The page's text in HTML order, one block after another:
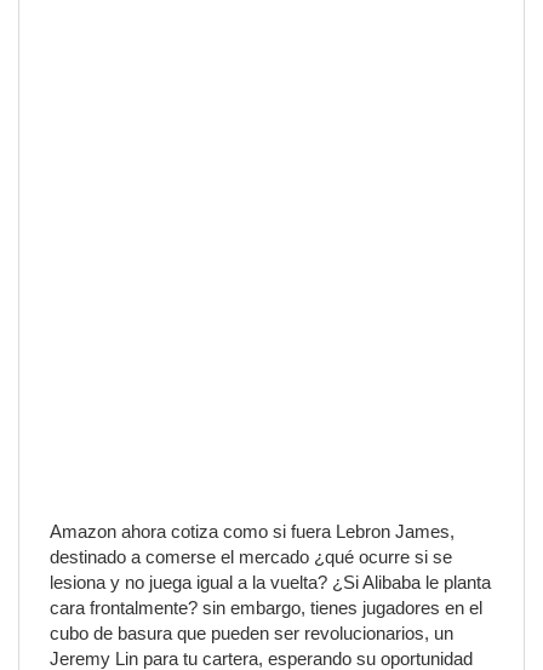
Amazon ahora cotiza como si fuera Lebron James,
destinado a comerse el mercado ¿qué ocurre si se
lesiona y no juega igual a la vuelta? ¿Si Alibaba le planta
cara frontalmente? sin embargo, tienes jugadores en el
cubo de basura que pueden ser revolucionarios, un
Jeremy Lin para tu cartera, esperando su oportunidad